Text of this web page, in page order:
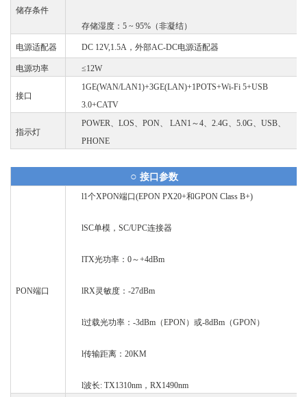
储存条件
存储湿度： 5 ~ 95%（非凝结）
电源适配器 DC 12V,1.5A，外部AC-DC电源适配器
电源功率 ≤12W
接口
1GE(WAN/LAN1)+3GE(LAN)+1POTS+Wi-Fi 5+USB
3.0+CATV
指示灯
POWER、LOS、PON、 LAN1～4、2.4G、5.0G、USB、
PHONE
○ 接口参数
PON端口
l1个XPON端口(EPON PX20+和GPON Class B+)
lSC单模，SC/UPC连接器
lTX光功率：0～+4dBm
lRX灵敏度：-27dBm
l过载光功率： -3dBm（EPON）或-8dBm（GPON）
l传输距离： 20KM
l波长:TX1310nm，RX1490nm